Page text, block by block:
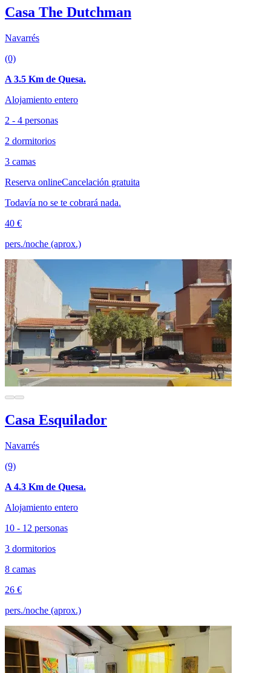
Casa The Dutchman
Navarrés
(0)
A 3.5 Km de Quesa.
Alojamiento entero
2 - 4 personas
2 dormitorios
3 camas
Reserva onlineCancelación gratuita
Todavía no se te cobrará nada.
40 €
pers./noche (aprox.)
Casa Esquilador
Navarrés
(9)
A 4.3 Km de Quesa.
Alojamiento entero
10 - 12 personas
3 dormitorios
8 camas
26 €
pers./noche (aprox.)